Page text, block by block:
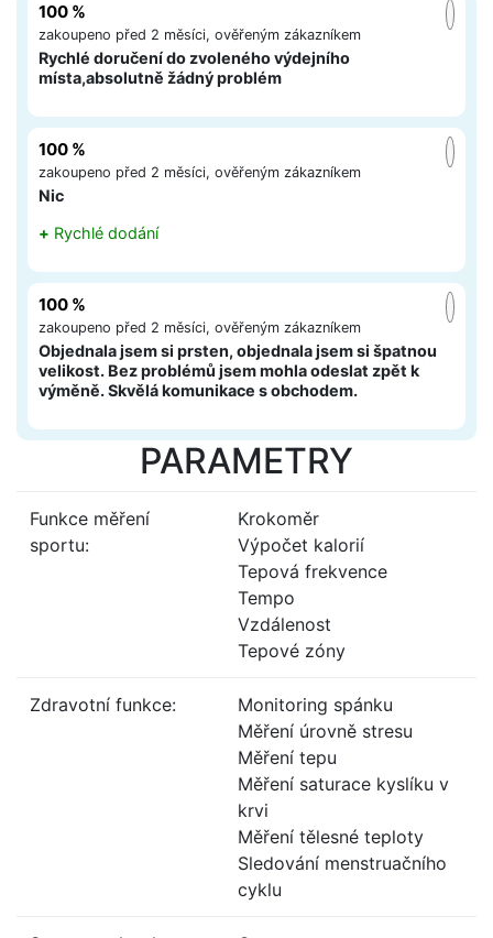
100 %
zakoupeno před 2 měsíci, ověřeným zákazníkem
Rychlé doručení do zvoleného výdejního
místa,absolutně žádný problém
100 %
zakoupeno před 2 měsíci, ověřeným zákazníkem
Nic
+ Rychlé dodání
100 %
zakoupeno před 2 měsíci, ověřeným zákazníkem
Objednala jsem si prsten, objednala jsem si špatnou
velikost. Bez problémů jsem mohla odeslat zpět k
výměně. Skvělá komunikace s obchodem.
PARAMETRY
Funkce měření
sportu:
Krokoměr
Výpočet kalorií
Tepová frekvence
Tempo
Vzdálenost
Tepové zóny
Zdravotní funkce:
Monitoring spánku
Měření úrovně stresu
Měření tepu
Měření saturace kyslíku v
krvi
Měření tělesné teploty
Sledování menstruačního
cyklu